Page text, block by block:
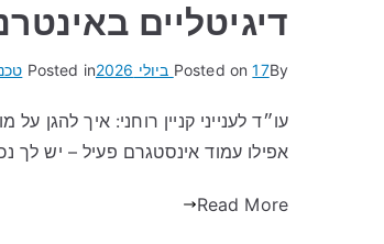
דיגיטליים
By
Posted on17 ביולי 2026 Posted in
עו״ד לענייני קניין רוחני: איך להגן
אפילו עמוד אינסטגרם פעיל – יש לך
Read More